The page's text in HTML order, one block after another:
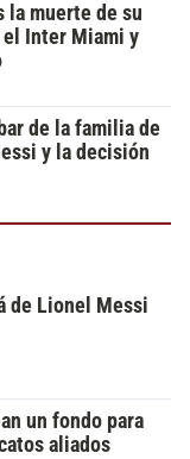
la muerte de su
Inter Miami y
de la familia de
y la decisión
de Lionel Messi
un fondo para
aliados